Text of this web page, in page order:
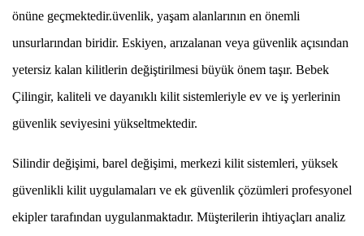
önüne geçmektedir.üvenlik, yaşam alanlarının en önemli
unsurlarından biridir. Eskiyen, arızalanan veya güvenlik açısından
yetersiz kalan kilitlerin değiştirilmesi büyük önem taşır. Bebek
Çilingir, kaliteli ve dayanıklı kilit sistemleriyle ev ve iş yerlerinin
güvenlik seviyesini yükseltmektedir.
Silindir değişimi, barel değişimi, merkezi kilit sistemleri, yüksek
güvenlikli kilit uygulamaları ve ek güvenlik çözümleri profesyonel
ekipler tarafından uygulanmaktadır. Müşterilerin ihtiyaçları analiz